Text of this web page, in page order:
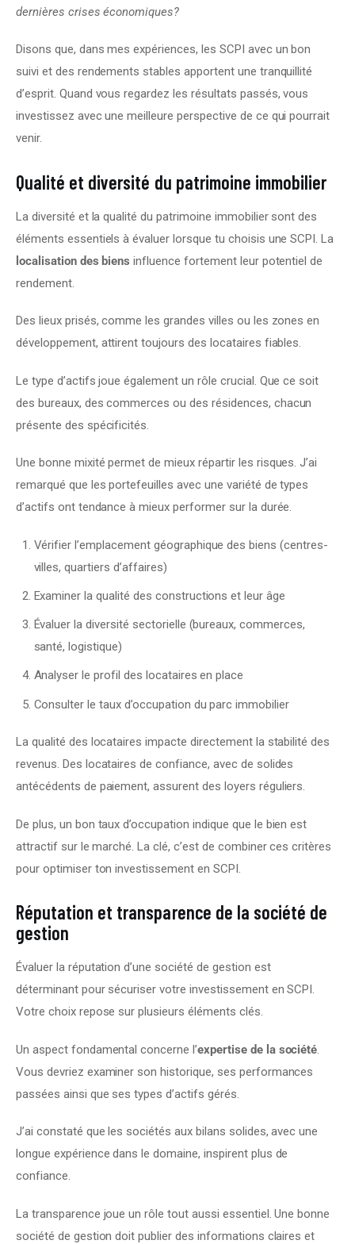
dernières crises économiques?
Disons que, dans mes expériences, les SCPI avec un bon
suivi et des rendements stables apportent une tranquillité
d’esprit. Quand vous regardez les résultats passés, vous
investissez avec une meilleure perspective de ce qui pourrait
venir.
Qualité et diversité du patrimoine immobilier
La diversité et la qualité du patrimoine immobilier sont des
éléments essentiels à évaluer lorsque tu choisis une SCPI. La
localisation des biens influence fortement leur potentiel de
rendement.
Des lieux prisés, comme les grandes villes ou les zones en
développement, attirent toujours des locataires fiables.
Le type d’actifs joue également un rôle crucial. Que ce soit
des bureaux, des commerces ou des résidences, chacun
présente des spécificités.
Une bonne mixité permet de mieux répartir les risques. J’ai
remarqué que les portefeuilles avec une variété de types
d’actifs ont tendance à mieux performer sur la durée.
Vérifier l’emplacement géographique des biens (centres-
villes, quartiers d’affaires)
Examiner la qualité des constructions et leur âge
Évaluer la diversité sectorielle (bureaux, commerces,
santé, logistique)
Analyser le profil des locataires en place
Consulter le taux d’occupation du parc immobilier
La qualité des locataires impacte directement la stabilité des
revenus. Des locataires de confiance, avec de solides
antécédents de paiement, assurent des loyers réguliers.
De plus, un bon taux d’occupation indique que le bien est
attractif sur le marché. La clé, c’est de combiner ces critères
pour optimiser ton investissement en SCPI.
Réputation et transparence de la société de
gestion
Évaluer la réputation d’une société de gestion est
déterminant pour sécuriser votre investissement en SCPI.
Votre choix repose sur plusieurs éléments clés.
Un aspect fondamental concerne l’expertise de la société
Vous devriez examiner son historique, ses performances
passées ainsi que ses types d’actifs gérés.
J’ai constaté que les sociétés aux bilans solides, avec une
longue expérience dans le domaine, inspirent plus de
confiance.
La transparence joue un rôle tout aussi essentiel. Une bonne
société de gestion doit publier des informations claires et